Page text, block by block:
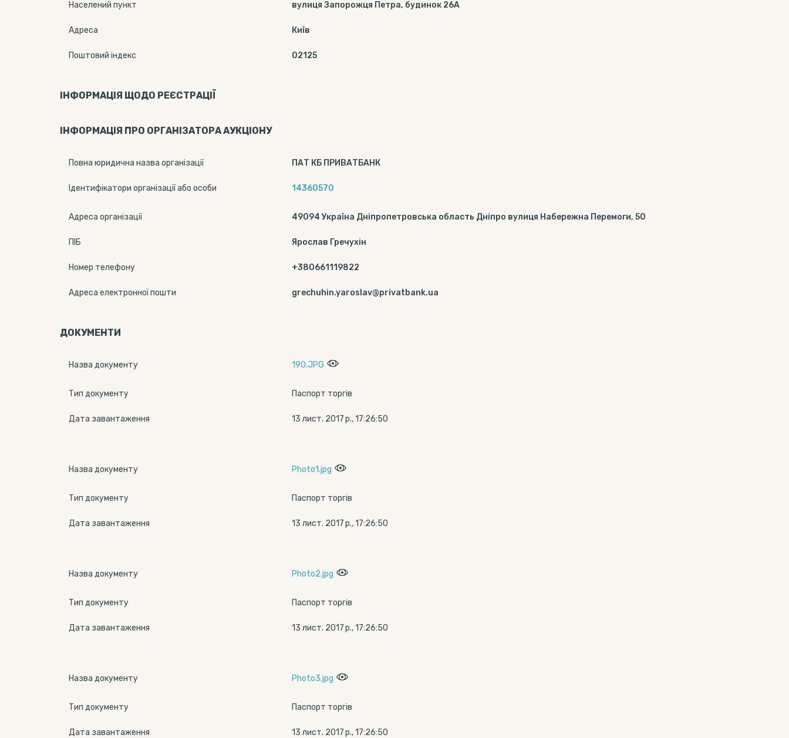
Населений пункт вулиця Запорожця Петра, будинок 26А
Адреса Київ
Поштовий індекс 02125
ІНФОРМАЦІЯ ЩОДО РЕЄСТРАЦІЇ
ІНФОРМАЦІЯ ПРО ОРГАНІЗАТОРА АУКЦІОНУ
Повна юридична назва організації ПАТ КБ ПРИВАТБАНК
Ідентифікатори організації або особи 14360570
Адреса організації 49094 Україна Дніпропетровська область Дніпро вулиця Набережна Перемоги, 50
ПІБ Ярослав Гречухін
Номер телефону +380661119822
Адреса електронної пошти grechuhin.yaroslav@privatbank.ua
ДОКУМЕНТИ
Назва документу 190.JPG
Тип документу Паспорт торгів
Дата завантаження 13 лист. 2017 р., 17:26:50
Назва документу Photo1.jpg
Тип документу Паспорт торгів
Дата завантаження 13 лист. 2017 р., 17:26:50
Назва документу Photo2.jpg
Тип документу Паспорт торгів
Дата завантаження 13 лист. 2017 р., 17:26:50
Назва документу Photo3.jpg
Тип документу Паспорт торгів
Дата завантаження 13 лист. 2017 р., 17:26:50